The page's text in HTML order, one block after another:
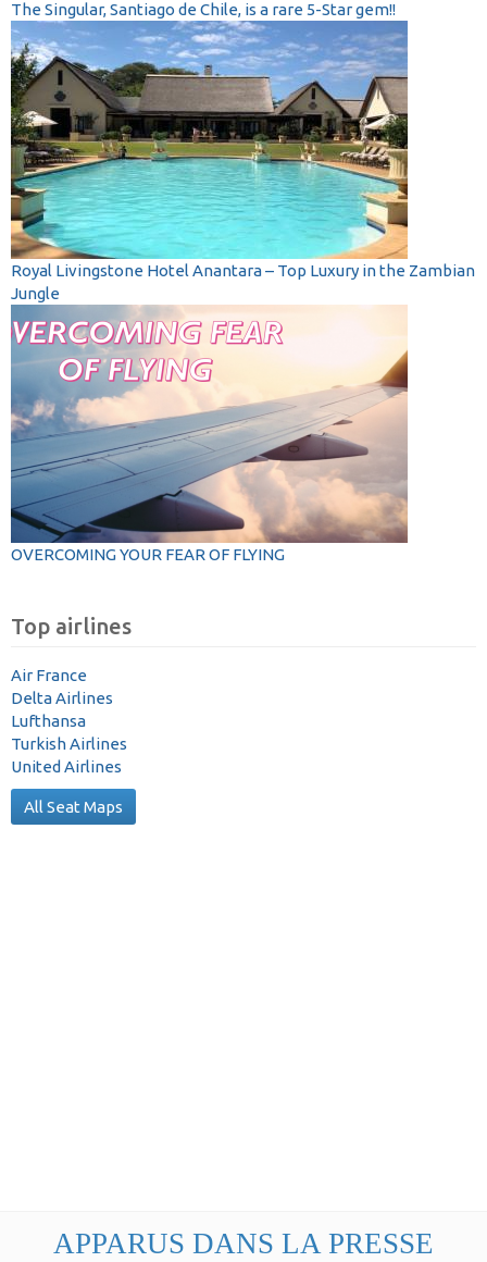
The Singular, Santiago de Chile, is a rare 5-Star gem!!
Royal Livingstone Hotel Anantara – Top Luxury in the Zambian
Jungle
OVERCOMING YOUR FEAR OF FLYING
Top airlines
Air France
Delta Airlines
Lufthansa
Turkish Airlines
United Airlines
All Seat Maps
APPARUS DANS LA PRESSE